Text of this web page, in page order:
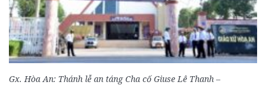
Gx. Hòa An: Thánh lễ an táng Cha cố Giuse Lê Thanh –